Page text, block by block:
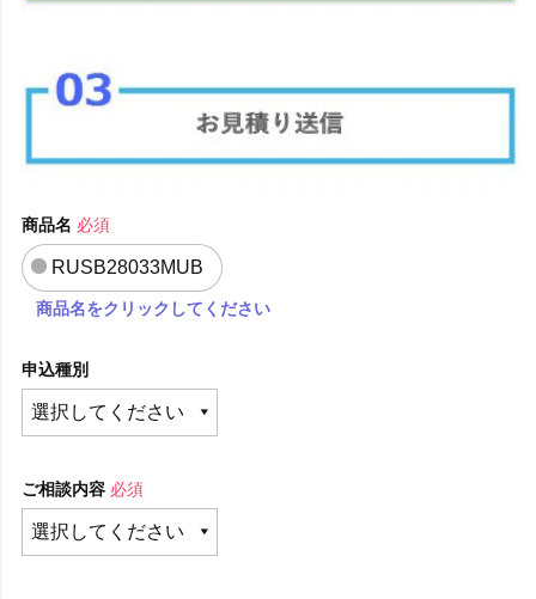
商品名 必須
RUSB28033MUB
商品名をクリックしてください
申込種別
ご相談内容 必須